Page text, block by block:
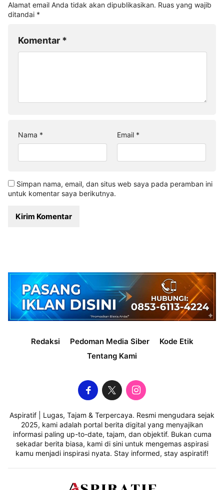
Alamat email Anda tidak akan dipublikasikan. Ruas yang wajib
ditandai *
Komentar *
Nama * Email *
Simpan nama, email, dan situs web saya pada peramban ini
untuk komentar saya berikutnya.
Redaksi Pedoman Media Siber
Kode Etik
Tentang Kami
Aspiratif | Lugas, Tajam & Terpercaya. Resmi mengudara sejak
2025, kami adalah portal berita digital yang menyajikan
informasi paling up-to-date, tajam, dan objektif. Bukan cuma
sekadar berita biasa, kami di sini untuk mengemas aspirasi
kamu menjadi inspirasi nyata. Stay informed, stay aspiratif!